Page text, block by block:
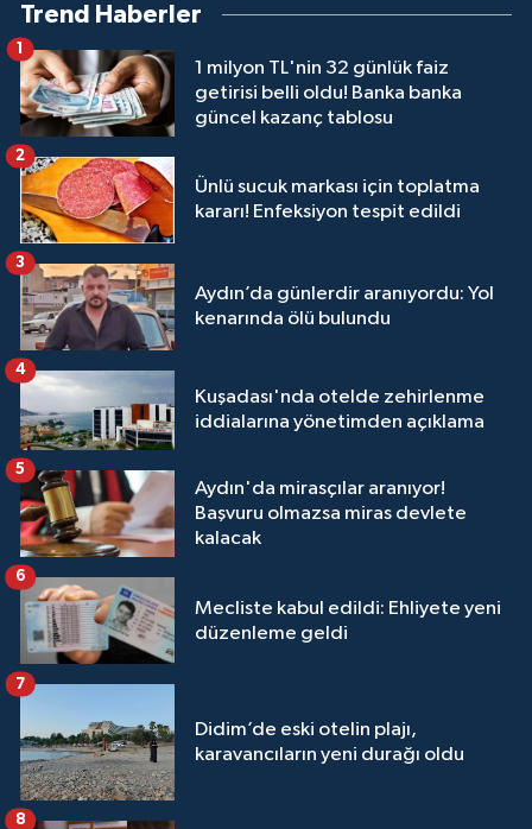
Trend Haberler
1 milyon TL'nin 32 günlük faiz
getirisi belli oldu! Banka banka
güncel kazanç tablosu
1
Ünlü sucuk markası için toplatma
kararı! Enfeksiyon tespit edildi
2
Aydın’da günlerdir aranıyordu: Yol
kenarında ölü bulundu
3
Kuşadası'nda otelde zehirlenme
iddialarına yönetimden açıklama
4
Aydın'da mirasçılar aranıyor!
Başvuru olmazsa miras devlete
kalacak
5
Mecliste kabul edildi: Ehliyete yeni
düzenleme geldi
6
Didim’de eski otelin plajı,
karavancıların yeni durağı oldu
7
8